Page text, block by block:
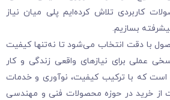
کاربردی تلاش کرده‌ایم پلی میان نیاز
بسازیم.
با دقت انتخاب می‌شود تا نه‌تنها کیفیت
عملی برای نیازهای واقعی زندگی و کار
است که با ترکیب کیفیت، نوآوری و خدمات
از خرید در حوزه محصولات فنی و مهندسی